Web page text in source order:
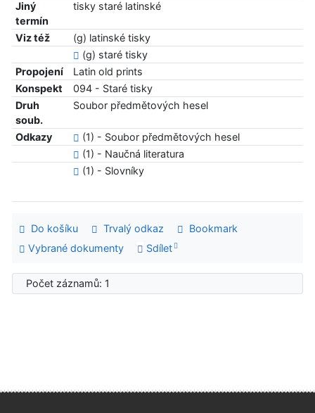
Jiný
termín
tisky staré latinské
Viz též
(g) latinské tisky
(g) staré tisky
Propojení
Latin old prints
Konspekt
094 - Staré tisky
Druh
soub.
Soubor předmětových hesel
Odkazy
(1) - Soubor předmětových hesel
(1) - Naučná literatura
(1) - Slovníky
Do košíku Trvalý odkaz
Bookmark
Vybrané dokumenty
Sdílet
Počet záznamů: 1